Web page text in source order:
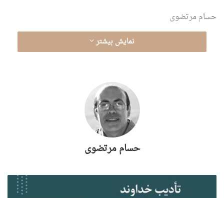
حسام مرتضوی
نمایش بیشتر
حسام مرتضوی